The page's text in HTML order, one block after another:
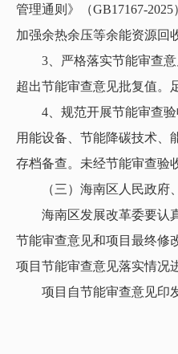
管理通则》（GB17167-
加强余热余压等余能资源回
3、严格落实节能审查意
超出节能审查意见批复值。
4、规范开展节能审查验
用能设备、节能降碳技术、
存档备查。未经节能审查验
（三）海南区人民政府、
海南区发展改革委要认真
节能审查意见和项目最终修
项目节能审查意见落实情况
项目自节能审查意见印发